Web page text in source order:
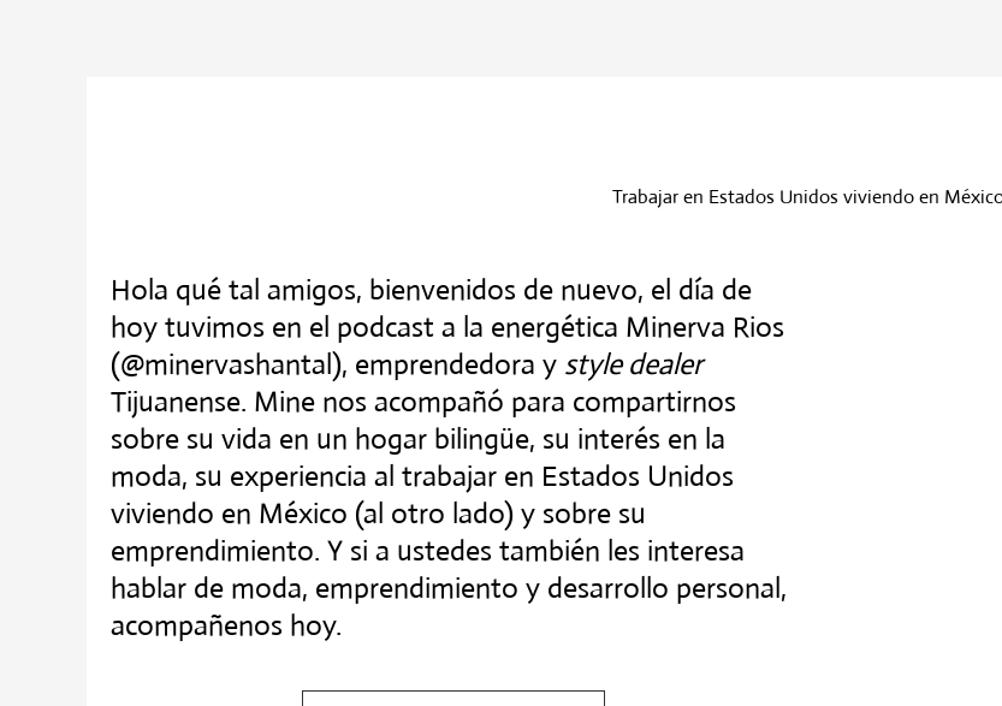
Trabajar en Estados Unidos viviendo en
Hola qué tal amigos, bienvenidos de nuevo, el día de
hoy tuvimos en el podcast a la energética Minerva Rios
(@minervashantal), emprendedora y style dealer
Tijuanense. Mine nos acompañó para compartirnos
sobre su vida en un hogar bilingüe, su interés en la
moda, su experiencia al trabajar en Estados Unidos
viviendo en México (al otro lado) y sobre su
emprendimiento. Y si a ustedes también les interesa
hablar de moda, emprendimiento y desarrollo personal,
acompañenos hoy.